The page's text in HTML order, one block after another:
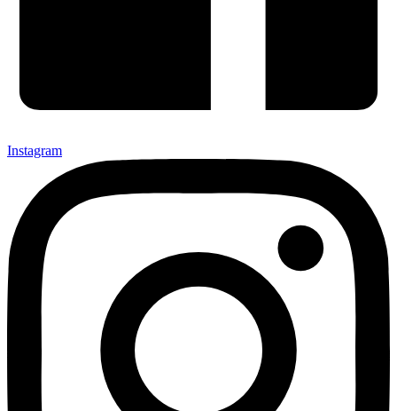
Instagram